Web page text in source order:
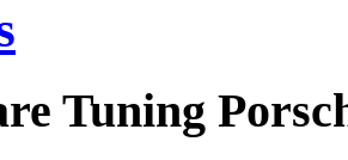
Tuning